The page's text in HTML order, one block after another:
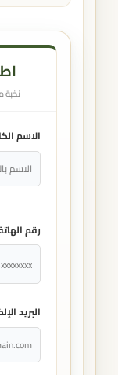
نخبة
الاسم
رقم
البريد